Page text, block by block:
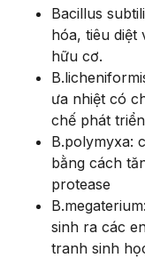
Bacillus
hóa, tiêu diệt
hữu cơ.
ưa nhiệt có
chế phát
B.polymyxa:
bằng cách
protease
sinh ra các
tranh sinh